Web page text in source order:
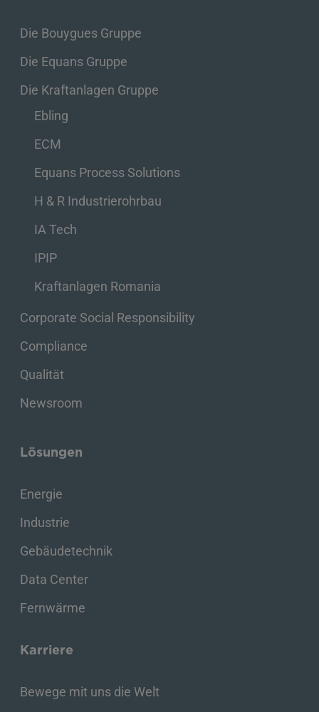
Die Bouygues Gruppe
Die Equans Gruppe
Die Kraftanlagen Gruppe
Ebling
ECM
Equans Process Solutions
H & R Industrierohrbau
IA Tech
IPIP
Kraftanlagen Romania
Corporate Social Responsibility
Compliance
Qualität
Newsroom
Lösungen
Energie
Industrie
Gebäudetechnik
Data Center
Fernwärme
Karriere
Bewege mit uns die Welt